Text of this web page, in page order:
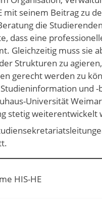
mit seinem Beitrag zu
die
dass eine
Gleichzeitig muss sie
Strukturen zu
gerecht werden zu
und -
Universität
stetig weiterentwickelt
HIS-HE